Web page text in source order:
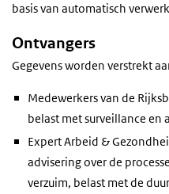
basis van automatisch
Ontvangers
Gegevens worden verstrekt
Medewerkers van de
belast met surveillance en
Expert Arbeid &
advisering over de
verzuim, belast met de